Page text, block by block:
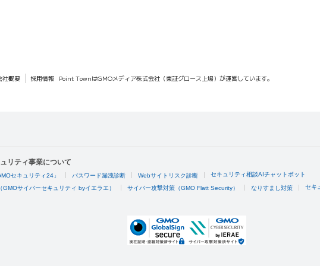
社概要 採用情報 Point TownはGMOメディア株式会社（東証グロース上場）が運営しています。
リティ事業について
セキュリティ24」 パスワード漏洩診断 Webサイトリスク診断 セキュリティ相談AIチャットボット
GMOサイバーセキュリティ byイエラエ） サイバー攻撃対策（GMO Flatt Security） なりすまし対策 セキ